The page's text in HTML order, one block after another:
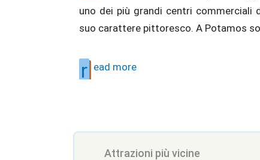
uno dei più grandi centri commerciali
suo carattere pittoresco. A Potamos
prodotti agricoli e zootecnici locali di
r ead more
Attrazioni più vicine